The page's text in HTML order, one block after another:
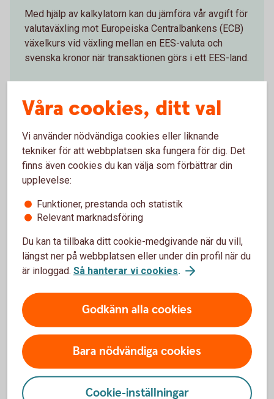
Med hjälp av kalkylatorn kan du jämföra vår avgift för
valutaväxling mot Europeiska Centralbankens (ECB)
växelkurs vid växling mellan en EES-valuta och
svenska kronor när transaktionen görs i ett EES-land.
Ta reda på växlingsavgift efter
köp i annan EES-valuta
I appen och internetbanken kan du aktivera notiser
valutaväxlingsavgiften när du har gjort en
korttransaktion i en annan EES-valuta.
EES-valuta
Våra cookies, ditt val
Vi använder nödvändiga cookies eller liknande
tekniker för att webbplatsen ska fungera för dig. Det
finns även cookies du kan välja som förbättrar din
upplevelse:
Funktioner, prestanda och statistik
Relevant marknadsföring
Du kan ta tillbaka ditt cookie-medgivande när du vill,
längst ner på webbplatsen eller under din profil när du
är inloggad. Så hanterar vi cookies.
Godkänn alla cookies
Bara nödvändiga cookies
Cookie-inställningar